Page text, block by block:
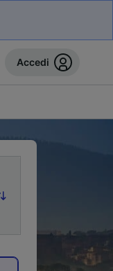
Accedi